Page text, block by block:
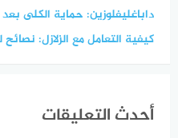
داباغليفلوزين: حماية الكلى
كيفية التعامل مع الزلازل:
أحدث التعليقات